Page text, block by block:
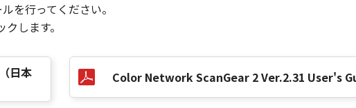
を行ってください。
します。
日本
Color Network ScanGear 2 Ver.2.31 User's